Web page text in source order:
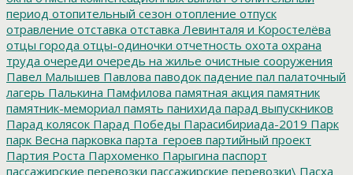
период отопительный сезон отопление отпуск
отравление отставка отставка Левинталя и Коростелёва
отцы города отцы-одиночки отчетность охота охрана
труда очереди очередь на жилье очистные сооружения
Павел Малышев Павлова паводок падение пал палаточный
лагерь Палькина Памфилова памятная акция памятник
памятник-мемориал память панихида парад выпускников
Парад колясок Парад Победы Парасибириада-2019 Парк
парк Весна парковка парта_героев партийный проект
Партия Роста Пархоменко Парыгина паспорт
пассажирские перевозки пассажирские перевозки\ Пасха